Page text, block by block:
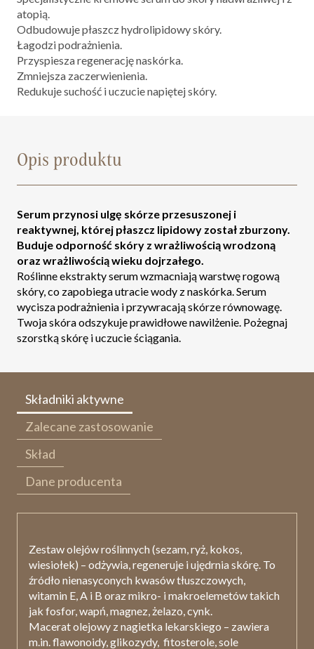
atopią.
Odbudowuje płaszcz hydrolipidowy skóry.
Łagodzi podrażnienia.
Przyspiesza regenerację naskórka.
Zmniejsza zaczerwienienia.
Redukuje suchość i uczucie napiętej skóry.
Opis produktu
Serum przynosi ulgę skórze przesuszonej i
reaktywnej, której płaszcz lipidowy został zburzony.
Buduje odporność skóry z wrażliwością wrodzoną
oraz wrażliwością wieku dojrzałego.
Roślinne ekstrakty serum wzmacniają warstwę rogową
skóry, co zapobiega utracie wody z naskórka. Serum
wycisza podrażnienia i przywracają skórze równowagę.
Twoja skóra odszykuje prawidłowe nawilżenie. Pożegnaj
szorstką skórę i uczucie ściągania.
Składniki aktywne
Zalecane zastosowanie
Skład
Dane producenta
Zestaw olejów roślinnych (sezam, ryż, kokos,
wiesiołek) – odżywia, regeneruje i ujędrnia skórę. To
źródło nienasyconych kwasów tłuszczowych,
witamin E, A i B oraz mikro- i makroelemetów takich
jak fosfor, wapń, magnez, żelazo, cynk.
Macerat olejowy z nagietka lekarskiego – zawiera
m.in. flawonoidy, glikozydy, fitosterole, sole